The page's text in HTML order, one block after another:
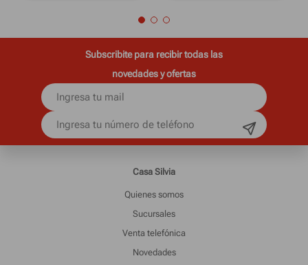
Subscribite para recibir todas las
novedades y ofertas
Casa Silvia
Quienes somos
Sucursales
Venta telefónica
Novedades